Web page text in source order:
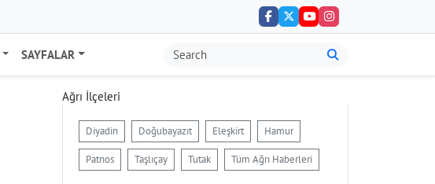
SAYFALAR
Ağrı İlçeleri
Diyadin Doğubayazıt Eleşkirt Hamur
Patnos Taşlıçay Tutak Tüm Ağrı Haberleri